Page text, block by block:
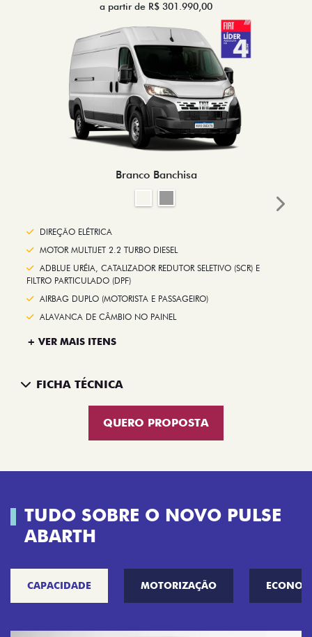
a partir de R$ 301.990,00
Branco Banchisa
DIREÇÃO ELÉTRICA
MOTOR MULTIJET 2.2 TURBO DIESEL
ADBLUE URÉIA, CATALIZADOR REDUTOR SELETIVO (SCR) E
FILTRO PARTICULADO (DPF)
AIRBAG DUPLO (MOTORISTA E PASSAGEIRO)
ALAVANCA DE CÂMBIO NO PAINEL
+ VER MAIS ITENS
FICHA TÉCNICA
QUERO PROPOSTA
Next
TUDO SOBRE O NOVO PULSE
ABARTH
CAPACIDADE MOTORIZAÇÃO